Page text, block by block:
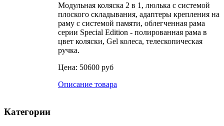
Модульная коляска 2 в 1, люлька с системой
плоского складывания, адаптеры крепления на
раму с системой памяти, облегченная рама
серии Special Edition - полированная рама в
цвет коляски, Gel колеса, телескопическая
ручка.
Цена: 50600 руб
Описание товара
Категории